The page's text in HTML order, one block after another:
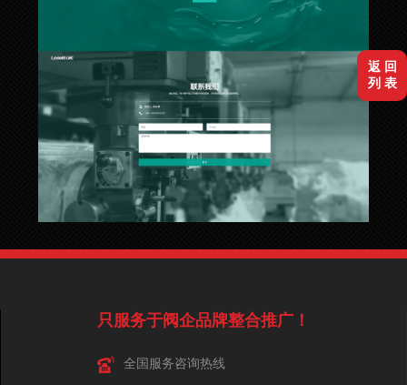
返 回
列 表
只服务于阀企品牌整合推广！
全国服务咨询热线